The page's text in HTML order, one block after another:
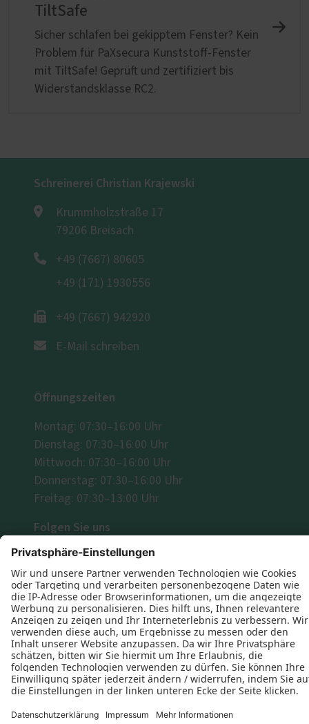
TiltSafe
Sicher schlafen bei gekipptem Fenster? Kein
Problem für PaXsecura Kunststoff-Fenster
mit TiltSafe! Geprüft und zertifiziert bis
Widerstandsklasse RC2.
Schreinerei Christian Krajewski
Krummholzstraße 17
79206 Breisach
+49 (7667) 80605
+49 (171) 1930556
+49 (7667) 942920
E-Mail schreiben
Öffnungszeiten
Montag: 07:30–16:00 Uhr
Dienstag: 07:30–16:00 Uhr
Mittwoch: 07:30–16:00 Uhr
Donnerstag: 07:30–16:00 Uhr
Freitag: 07:30–13:00 Uhr
Folgen Sie uns
Datenschutz Impressum
Kontakt
Schreinerei Christian Krajewski © 2026